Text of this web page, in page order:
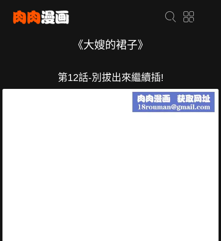
《大嫂的裙子》
第12話-別拔出來繼續插!